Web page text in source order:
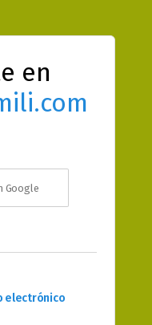
en
Google
electrónico